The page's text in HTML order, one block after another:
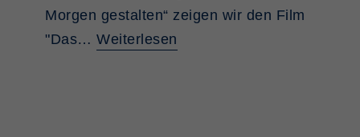
Morgen gestalten“ zeigen wir den Film
"Das… Weiterlesen